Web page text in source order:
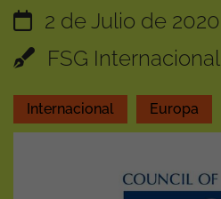
2 de Julio de 2020
FSG Internacional
Internacional Europa